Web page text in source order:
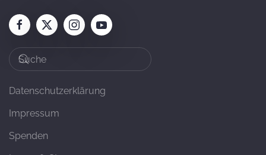
Datenschutzerklärung
Impressum
Spenden